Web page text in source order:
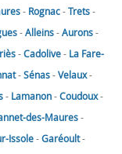
- Rognac-Trets-
-Alleins-Aurons-
-Cadolive- La Fare-
-Sénas-Velaux-
- Lamanon-Coudoux-
des-Maures-
Issole-Garéoult-